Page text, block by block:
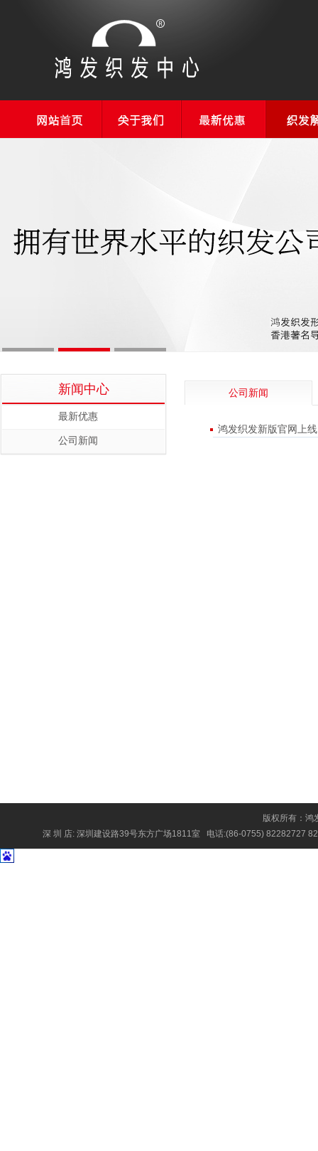
新闻中心
最新优惠
公司新闻
公司新闻
鸿发织发新版官网上
版权所有：鸿
深 圳 店: 深圳建设路39号东方广场1811室 电话:(86-0755)